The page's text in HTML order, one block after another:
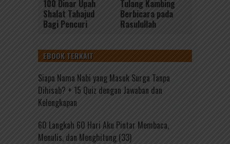
100 Dinar Upah
Shalat Tahajud
Bagi Pencuri
Tulang Kambing
Berbicara pada
Rasulullah
EBOOK TERKAIT
Siapa Nama Nabi yang Masuk Surga Tanpa
Dihisab? + 15 Quiz dengan Jawaban dan
Kelengkapan
60 Langkah 60 Hari Aku Pintar Membaca,
Menulis, dan Menghitung (33)